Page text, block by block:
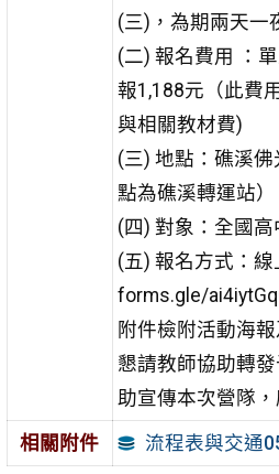
(三)，為期兩天一
(二) 報名費用 ：
報1,188元（此費
與相關教材費)
(三) 地點：礁溪
點為礁溪轉運站）
(四) 對象：全國高
(五) 報名方式：
forms.gle/
附件檢附活動海
懇請教師協助轉
助宣傳本次營隊，
相關附件 流程表與交通